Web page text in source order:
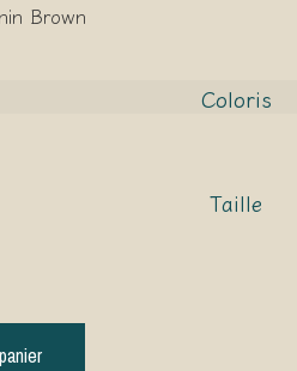
Brown
Coloris
Taille